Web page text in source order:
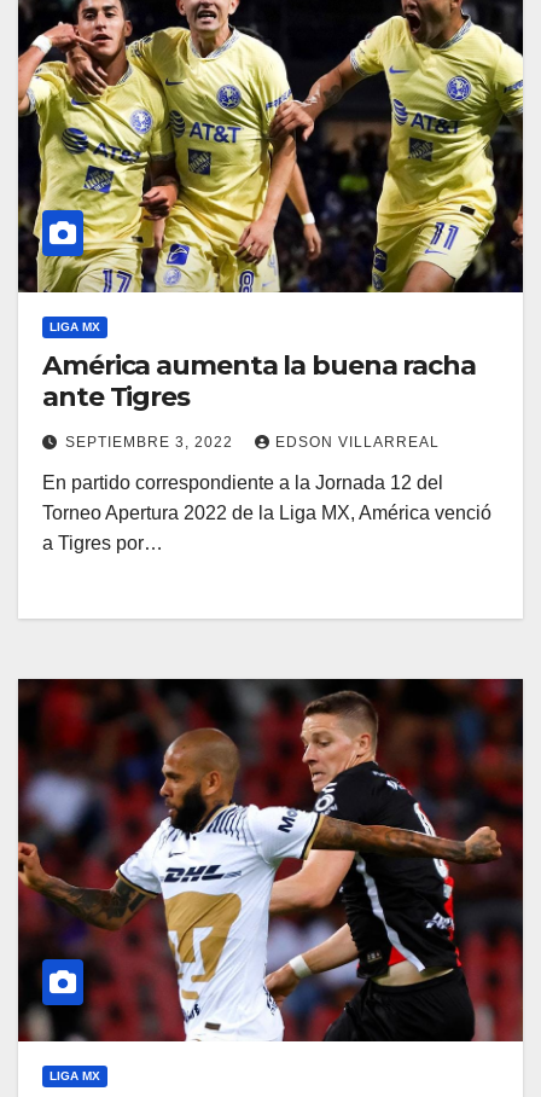
LIGA MX
América aumenta la buena racha
ante Tigres
SEPTIEMBRE 3, 2022 EDSON VILLARREAL
En partido correspondiente a la Jornada 12 del
Torneo Apertura 2022 de la Liga MX, América venció
a Tigres por…
LIGA MX